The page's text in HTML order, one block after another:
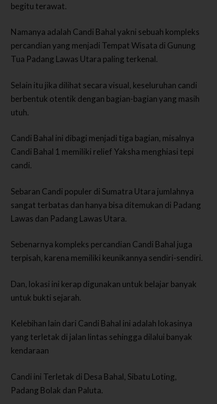
begitu terawat.
Namanya adalah Candi Bahal yakni sebuah kompleks
percandian yang menjadi Tempat Wisata di Gunung
Tua Padang Lawas Utara paling terkenal.
Selain itu jika dilihat secara visual, keseluruhan candi
berbentuk otentik dengan bagian-bagian yang masih
utuh.
Candi Bahal ini dibagi menjadi tiga bagian, misalnya
Candi Bahal 1 memiliki relief Yaksha menghiasi tepi
candi.
Sebaran Candi populer di Sumatra Utara jumlahnya
sangat terbatas dan hanya bisa ditemukan di Padang
Lawas dan Padang Lawas Utara.
Sebenarnya kompleks percandian Candi Bahal juga
terpisah, karena memiliki keunikannya sendiri-sendiri.
Dan, lokasi ini kerap digunakan untuk belajar banyak
untuk bukti sejarah.
Kelebihan lain dari Candi Bahal ini adalah lokasinya
yang terletak di jalan lintas sehingga dilalui banyak
kendaraan
Candi ini Terletak di Desa Bahal, Sibatu Loting,
Padang Bolak dan Paluta.